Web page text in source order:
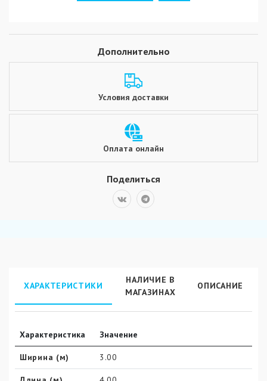
Дополнительно
Условия доставки
Оплата онлайн
Поделиться
ХАРАКТЕРИСТИКИ
НАЛИЧИЕ В
МАГАЗИНАХ
ОПИСАНИЕ
Характеристика Значение
Ширина (м) 3.00